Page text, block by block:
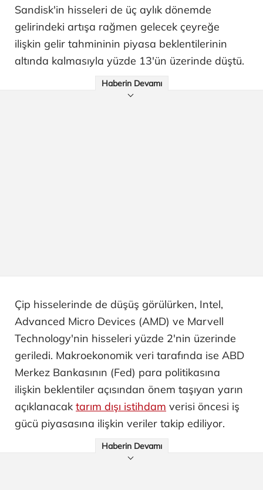
Sandisk'in hisseleri de üç aylık dönemde
gelirindeki artışa rağmen gelecek çeyreğe
ilişkin gelir tahmininin piyasa beklentilerinin
altında kalmasıyla yüzde 13'ün üzerinde düştü.
Haberin Devamı
Çip hisselerinde de düşüş görülürken, Intel,
Advanced Micro Devices (AMD) ve Marvell
Technology'nin hisseleri yüzde 2'nin üzerinde
geriledi. Makroekonomik veri tarafında ise ABD
Merkez Bankasının (Fed) para politikasına
ilişkin beklentiler açısından önem taşıyan yarın
açıklanacak tarım dışı istihdam verisi öncesi iş
gücü piyasasına ilişkin veriler takip ediliyor.
Haberin Devamı